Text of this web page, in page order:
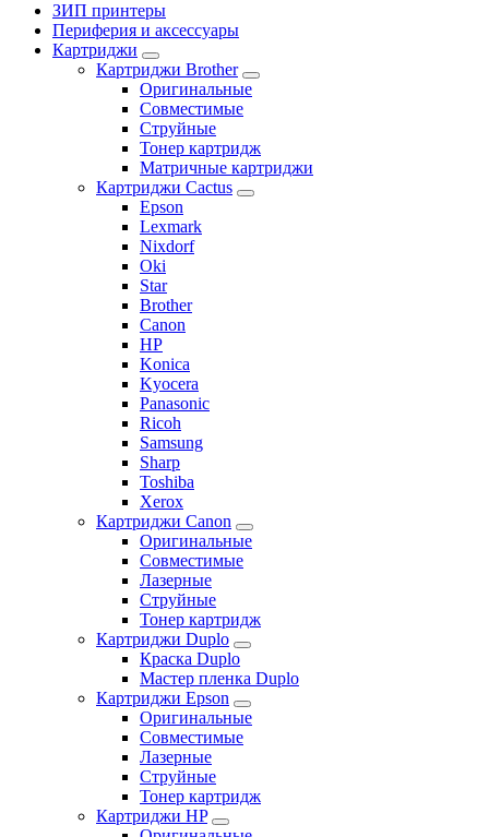
ЗИП принтеры
Периферия и аксессуары
Картриджи
Картриджи Brother
Оригинальные
Совместимые
Струйные
Тонер картридж
Матричные картриджи
Картриджи Cactus
Epson
Lexmark
Nixdorf
Oki
Star
Brother
Canon
HP
Konica
Kyocera
Panasonic
Ricoh
Samsung
Sharp
Toshiba
Xerox
Картриджи Canon
Оригинальные
Совместимые
Лазерные
Струйные
Тонер картридж
Картриджи Duplo
Краска Duplo
Мастер пленка Duplo
Картриджи Epson
Оригинальные
Совместимые
Лазерные
Струйные
Тонер картридж
Картриджи HP